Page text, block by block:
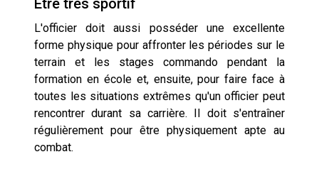
Etre très sportif
L'officier doit aussi posséder une excellente
forme physique pour affronter les périodes sur le
terrain et les stages commando pendant la
formation en école et, ensuite, pour faire face à
toutes les situations extrêmes qu'un officier peut
rencontrer durant sa carrière. Il doit s'entraîner
régulièrement pour être physiquement apte au
combat.